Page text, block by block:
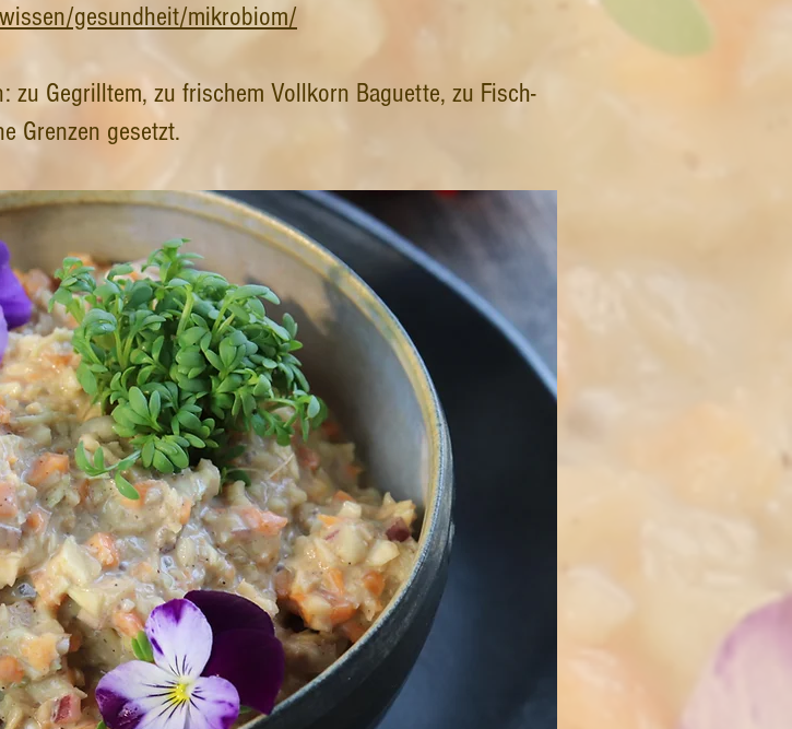
gesundheit/mikrobiom/
zu Gegrilltem, zu frischem Vollkorn Baguette, zu Fisch-
Grenzen gesetzt.